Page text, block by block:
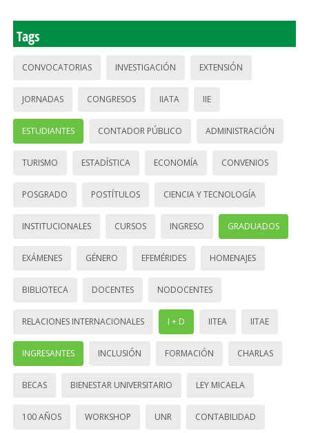
Tags
CONVOCATORIAS INVESTIGACIÓN EXTENSIÓN
JORNADAS CONGRESOS IIATA IIE
ESTUDIANTES CONTADOR PÚBLICO ADMINISTRACIÓN
TURISMO ESTADÍSTICA ECONOMÍA CONVENIOS
POSGRADO POSTÍTULOS CIENCIA Y TECNOLOGÍA
INSTITUCIONALES CURSOS INGRESO GRADUADOS
EXÁMENES GÉNERO EFEMÉRIDES HOMENAJES
BIBLIOTECA DOCENTES NODOCENTES
RELACIONES INTERNACIONALES I + D IITEA IITAE
INGRESANTES INCLUSIÓN FORMACIÓN CHARLAS
BECAS BIENESTAR UNIVERSITARIO LEY MICAELA
100 AÑOS WORKSHOP UNR CONTABILIDAD